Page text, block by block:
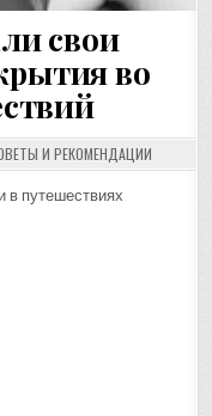
свои
во
И РЕКОМЕНДАЦИИ
в путешествиях